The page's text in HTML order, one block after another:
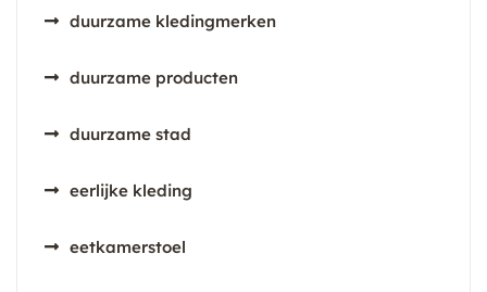
duurzame kledingmerken
duurzame producten
duurzame stad
eerlijke kleding
eetkamerstoel